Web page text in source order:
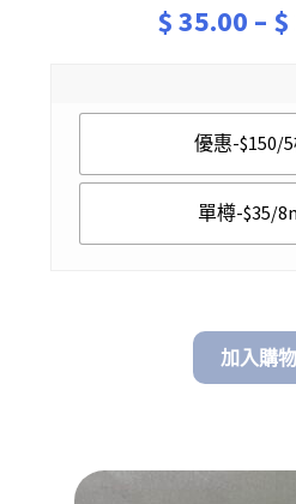
$35.00 – $
優惠-$150/
單樽-$35/
加入購